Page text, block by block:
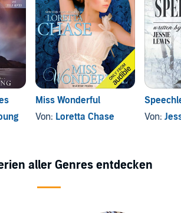
Miss Wonderful
Von: Loretta Chase
Von:
aller Genres entdecken